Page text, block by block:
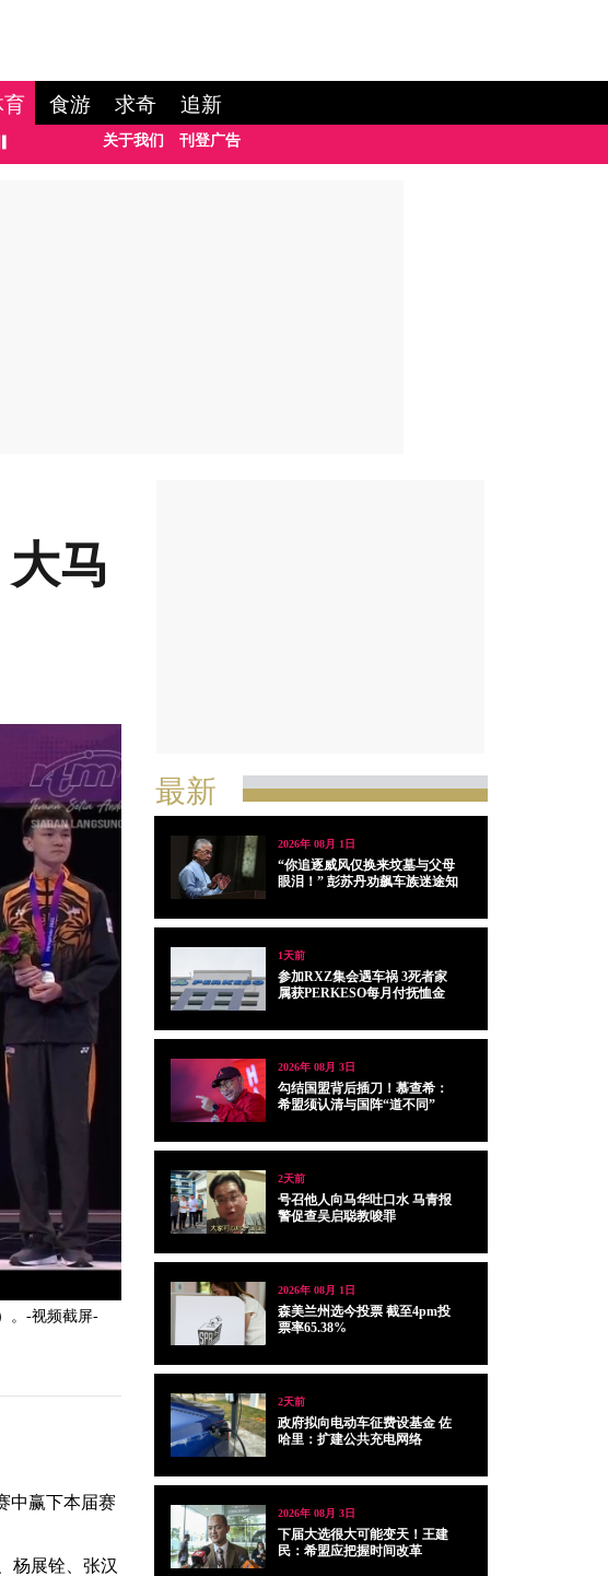
食游 求奇 追新
关于我们 刊登广告
马
。-视频截屏-
中赢下本届赛
杨展铨、张汉
最新
2026年 08月 1日
“你追逐威风仅换来坟墓与父母
眼泪！” 彭苏丹劝飙车族迷途知
1天前
参加RXZ集会遇车祸 3死者家
属获PERKESO每月付抚恤金
2026年 08月 3日
勾结国盟背后插刀！慕查希：
希盟须认清与国阵“道不同”
2天前
号召他人向马华吐口水 马青报
警促查吴启聪教唆罪
2026年 08月 1日
森美兰州选今投票 截至4pm投
票率65.38%
2天前
政府拟向电动车征费设基金 佐
哈里：扩建公共充电网络
2026年 08月 3日
下届大选很大可能变天！王建
民：希盟应把握时间改革